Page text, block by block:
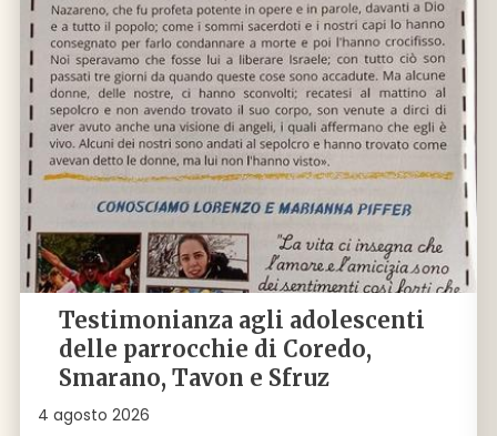
Testimonianza agli adolescenti
delle parrocchie di Coredo,
Smarano, Tavon e Sfruz
4 agosto 2026